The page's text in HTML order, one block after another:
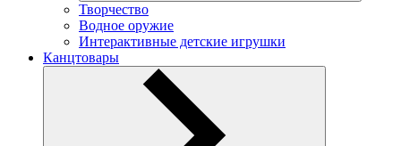
Творчество
Водное оружие
Интерактивные детские игрушки
Канцтовары